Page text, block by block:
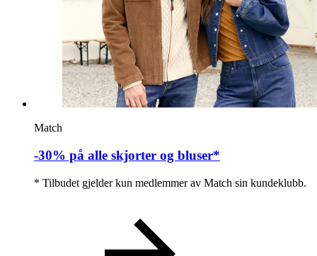
Match
-30% på alle skjorter og bluser*
* Tilbudet gjelder kun medlemmer av Match sin kundeklubb.